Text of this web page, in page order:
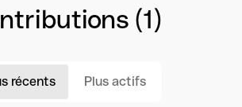
(1)
récents Plus actifs